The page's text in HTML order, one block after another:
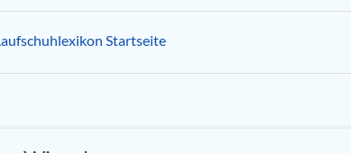
Startseite